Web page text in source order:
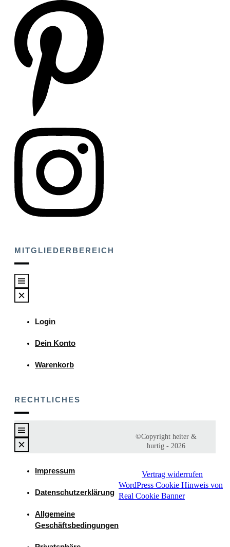
MITGLIEDERBEREICH
Login
Dein Konto
Warenkorb
RECHTLICHES
Impressum
Datenschutzerklärung
Allgemeine
Geschäftsbedingungen
©Copyright heiter &
hurtig- 2026
Vertrag widerrufen
WordPress Cookie Hinweis von
Real Cookie Banner